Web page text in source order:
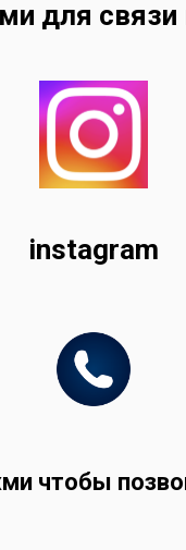
для связи
instagram
чтобы